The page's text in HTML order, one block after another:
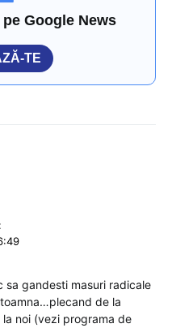
Google News
TE
sa gandesti masuri radicale
de la
noi (vezi programa de